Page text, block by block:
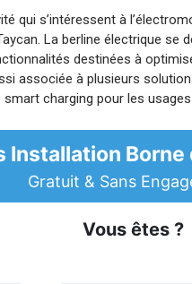
qui s’intéressent à
La berline électrique se
destinées à
associée à plusieurs
charging pour les